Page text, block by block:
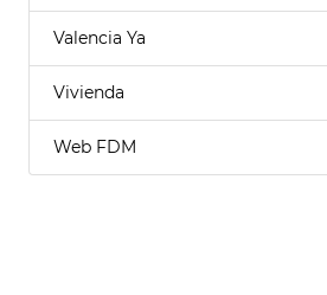
Valencia Ya
Vivienda
Web FDM